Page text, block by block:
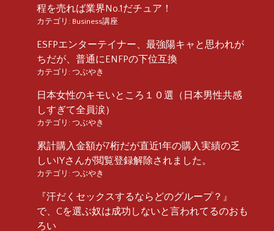
程を売れば業界No.1だチュア！
カテゴリ: Business講座
ESFPエンターテイナー、最強陽キャと思われが
ちだが、普通にENFPの下位互換
カテゴリ: つぶやき
日本女性のキモいところ１０選（日本男性共感
しすぎて全員涙）
カテゴリ: つぶやき
累計購入金額が7桁だが直近1年の購入実績の乏
しいIYさんが閲覧登録解除されました。
カテゴリ: つぶやき
『汗だくセックスするならどのグループ？』
で、Cを選ぶ奴は成功しないと言われてるのおも
ろい